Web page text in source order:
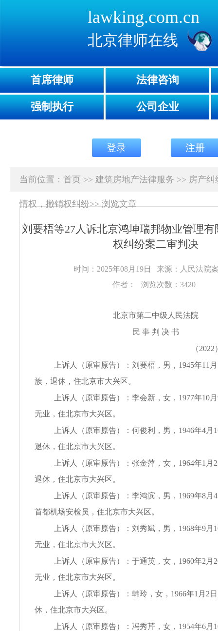
lawking.com.cn
北京律师在线
首席律师 法律咨询
强制执行 公司企业
登录 注册
当前位置： 首页 >> 建筑房地产法律服务 >> 房产纠
情权，撤销权纠纷>>浏览文章
刘要梧等27人诉北京鸿坤瑞邦物业管理
权纠纷案二审判决
时间：2025年08月19日
来源：人民法院
作者：
浏览次数：3420
北京市第二中级人民法院
民 事 判 决 书
（
上诉人（原审原告）：刘要梧，男，1945年11
族，退休，住北京市大兴区。
上诉人（原审原告）：李会新，女，1977年10
无业，住北京市大兴区。
上诉人（原审原告）：何俊利，男，1946年4月
退休，住北京市大兴区。
上诉人（原审原告）：张金萍，女，1964年1月
退休，住北京市大兴区。
上诉人（原审原告）：李鸿滨，男，1969年8月
首都机场安检员，住北京市大兴区。
上诉人（原审原告）：刘秀斌，男，1968年9月
无业，住北京市大兴区。
上诉人（原审原告）：于通英，女，1960年2月
无业，住北京市大兴区。
上诉人（原审原告）：韩玲，女，1966年1月2
休，住北京市大兴区。
上诉人（原审原告）：冯秀芹，女，1954年6月